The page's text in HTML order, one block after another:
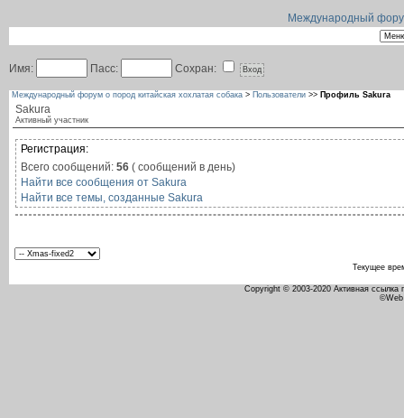
Международный
Имя: Пасс: Сохран:
Международный форум о пород китайская хохлатая собака > Пользователи >> Профиль Sakura
Sakura
Активный участник
Регистрация:
Всего сообщений: 56 ( сообщений в день)
Найти все сообщения от Sakura
Найти все темы, созданные Sakura
Текущее
Copyright © 2003-2020 Активная ссылка